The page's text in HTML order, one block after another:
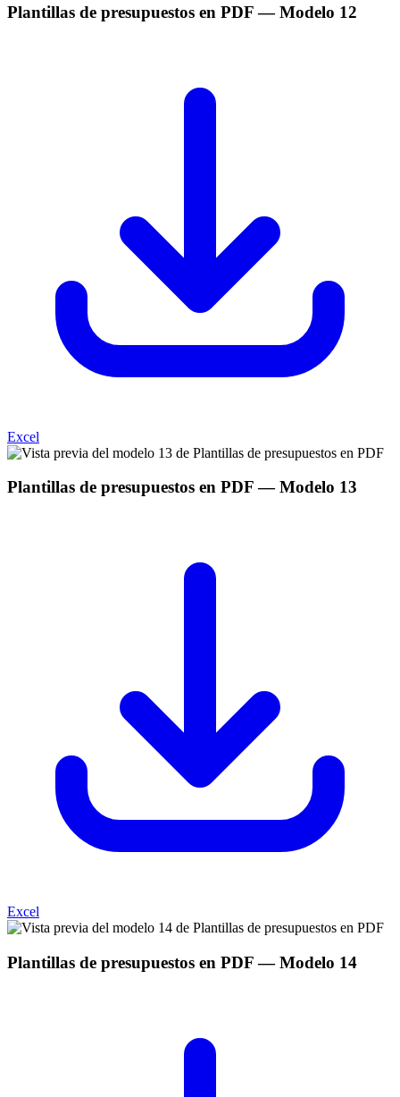
Plantillas de presupuestos en PDF— Modelo 12
Excel
Plantillas de presupuestos en PDF— Modelo 13
Excel
Plantillas de presupuestos en PDF— Modelo 14